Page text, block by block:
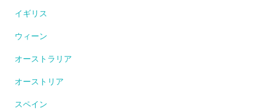
イギリス
ウィーン
オーストラリア
オーストリア
スペイン